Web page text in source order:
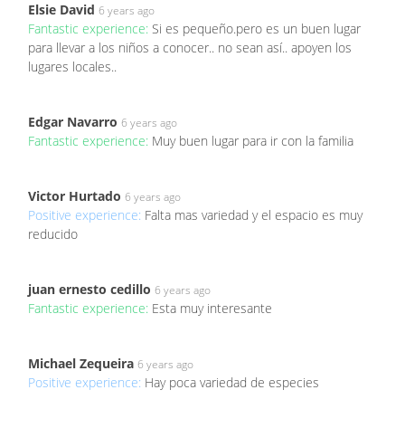
Elsie David 6 years ago
Fantastic experience: Si es pequeño.pero es un buen lugar
para llevar a los niños a conocer.. no sean así.. apoyen los
lugares locales..
Edgar Navarro 6 years ago
Fantastic experience: Muy buen lugar para ir con la familia
Victor Hurtado 6 years ago
Positive experience: Falta mas variedad y el espacio es muy
reducido
juan ernesto cedillo 6 years ago
Fantastic experience: Esta muy interesante
Michael Zequeira 6 years ago
Positive experience: Hay poca variedad de especies